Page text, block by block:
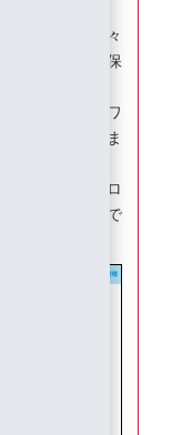
ーザ属性に楽々
と同一の値を保
あたり、楽々ワ
が必要になりま
IIに管理者でロ
約内容確認」で